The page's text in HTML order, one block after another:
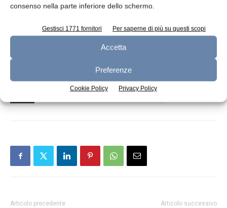
consenso nella parte inferiore dello schermo.
Gestisci 1771 fornitori Per saperne di più su questi scopi
Accetta
Preferenze
Cookie Policy Privacy Policy
giorno
Articolo precedente Articolo successivo